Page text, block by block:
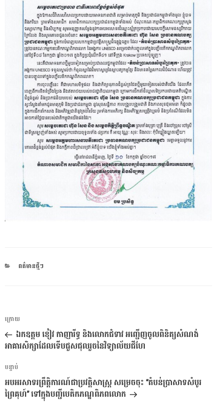
CATEGORIES
ពត៌មានថ្មីៗ
ការ​
នាំទិស​
ប្រកាស
អត្ថបទ
មុន
ក្រោយ
ឯកឧត្តម ខៀវ កាញារីទ្ធ និងលោកជំទាវ អញ្ជើញចូលពិនិត្យសំណង់
អាគារសិក្សាដែលទើបជួសជុលរួចនៃវិទ្យាល័យជីហែ
អត្ថបទ
បន្ទាប់
បន្ទាប់
អបអរសាទរព្រឹត្តិការណ៍ជាប្រវត្តិសាស្រ្ត សម្រេចចុះ “តំបន់ប្រាសាទសំបូរ
ព្រៃគុហ៍” ទៅក្នុងបញ្ជីបេតិកភណ្ឌពិភពលោក